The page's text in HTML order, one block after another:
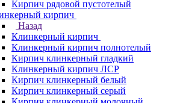
Кирпич рядовой пустотелый
кирпич
Назад
Клинкерный кирпич
Клинкерный кирпич полнотелый
Кирпич клинкерный гладкий
Клинкерный кирпич ЛСР
Кирпич клинкерный белый
Кирпич клинкерный серый